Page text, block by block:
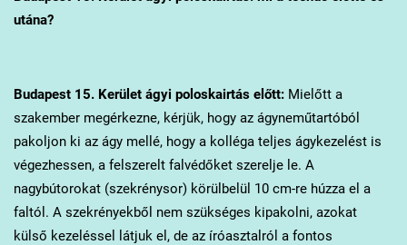
utána?
Budapest 15. Kerületágyi poloskairtás előtt:Mielőtt a
szakember megérkezne, kérjük, hogy az ágyneműtartóból
pakoljon ki az ágy mellé, hogy a kolléga teljes ágykezelést is
végezhessen, a felszerelt falvédőket szerelje le. A
nagybútorokat (szekrénysor) körülbelül 10 cm-re húzza el a
faltól. A szekrényekből nem szükséges kipakolni, azokat
külső kezeléssel látjuk el, de az íróasztalról a fontos